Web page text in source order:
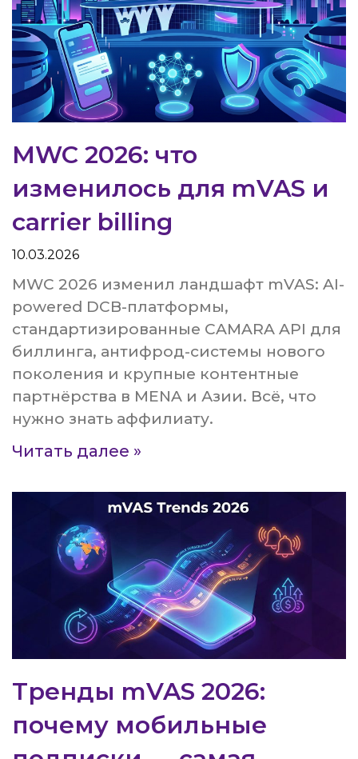
MWC 2026: что
изменилось для mVAS и
carrier billing
10.03.2026
MWC 2026 изменил ландшафт mVAS: AI-
powered DCB-платформы,
стандартизированные CAMARA API для
биллинга, антифрод-системы нового
поколения и крупные контентные
партнёрства в MENA и Азии. Всё, что
нужно знать аффилиату.
Читать далее »
Тренды mVAS 2026:
почему мобильные